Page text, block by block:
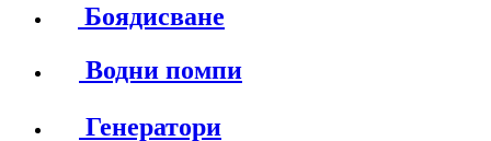
Боядисване
Водни помпи
Генератори